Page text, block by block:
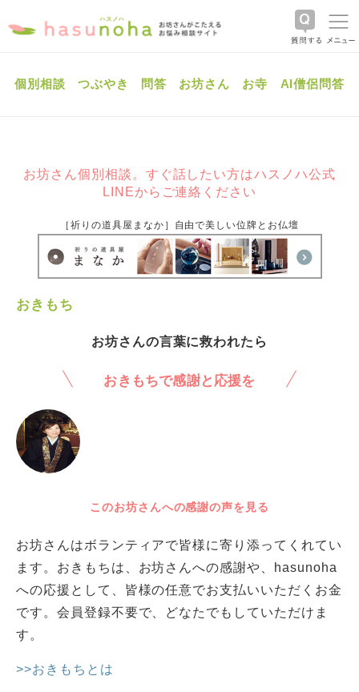
個別相談 つぶやき 問答 お坊さん お寺 AI僧侶問答
お坊さん個別相談。すぐ話したい方はハスノハ公式
LINEからご連絡ください
［祈りの道具屋まなか］自由で美しい位牌とお仏壇
おきもち
お坊さんの言葉に救われたら
おきもちで感謝と応援を
このお坊さんへの感謝の声を見る
お坊さんはボランティアで皆様に寄り添ってくれてい
ます。おきもちは、お坊さんへの感謝や、hasunoha
への応援として、皆様の任意でお支払いいただくお金
です。会員登録不要で、どなたでもしていただけま
す。
>>おきもちとは